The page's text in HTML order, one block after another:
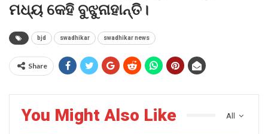
ମଧ୍ୟ କେହି ବୁଝୁନାହାନ୍ତି।
bjd swadhikar swadhikar news
Share
All
You Might Also Like